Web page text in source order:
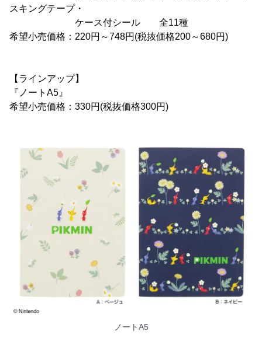
スキングテープ・
ケース付シール 全11種
希望小売価格：220円～748円(税抜価格200～680円)
【ラインアップ】
『ノートA5』
希望小売価格：330円(税抜価格300円)
ノートA5